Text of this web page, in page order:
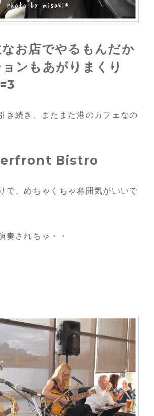
お店でやるもんだか
ンもあがりまくり
き続き、またまた港のカフェなの
Bistro
で、めちゃくちゃ雰囲気がいいで
奏されちゃ・・